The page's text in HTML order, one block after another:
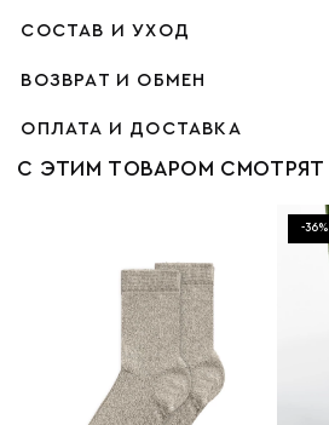
СОСТАВ И УХОД
ВОЗВРАТ И ОБМЕН
ОПЛАТА И ДОСТАВКА
С ЭТИМ ТОВАРОМ СМОТРЯТ
-36%